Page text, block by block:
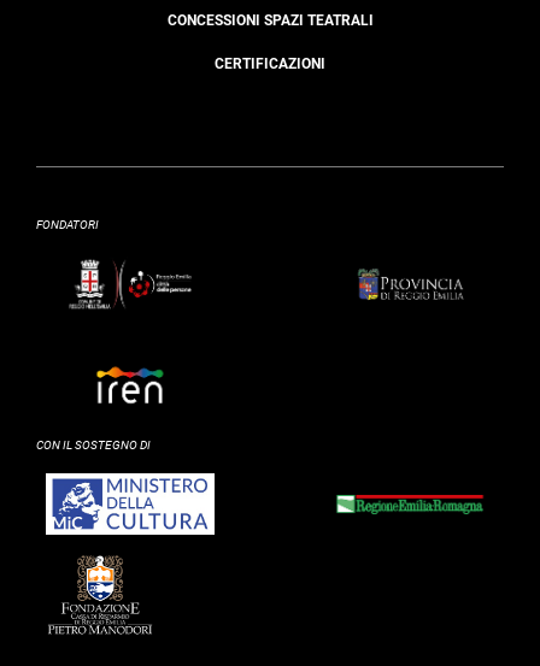
CONCESSIONI SPAZI TEATRALI
CERTIFICAZIONI
FONDATORI
CON IL SOSTEGNO DI